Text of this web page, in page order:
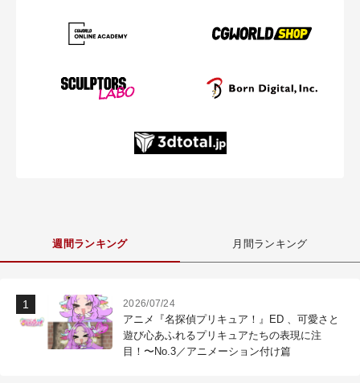
週間ランキング 月間ランキング
2026/07/24
アニメ『名探偵プリキュア！』ED 、可愛さと
遊び心あふれるプリキュアたちの表現に注
目！〜No.3／アニメーション付け篇